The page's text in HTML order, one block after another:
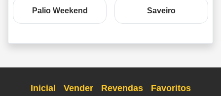
Palio Weekend Saveiro
Inicial Vender Revendas
Favoritos